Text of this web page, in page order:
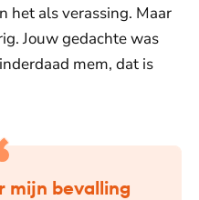
het als verassing. Maar
Jouw gedachte was
mem, dat is
mijn bevalling